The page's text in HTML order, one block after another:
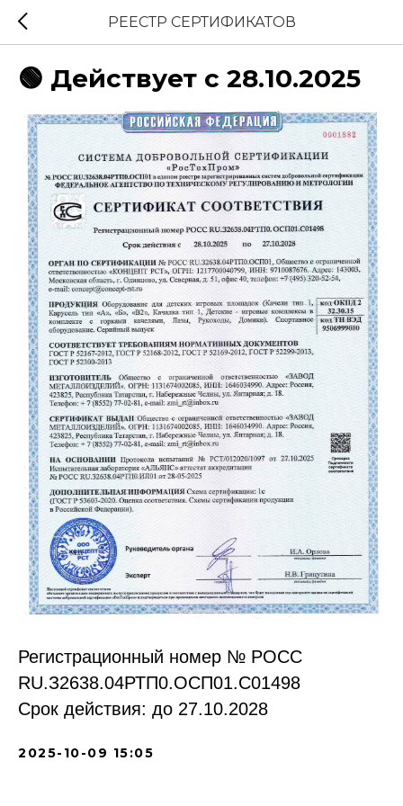
РЕЕСТР СЕРТИФИКАТОВ
🟢 Действует с 28.10.2025
Регистрационный номер № РОСС
RU.З2638.04РТП0.OCП01.С01498
Срок действия: до 27.10.2028
2025-10-09 15:05